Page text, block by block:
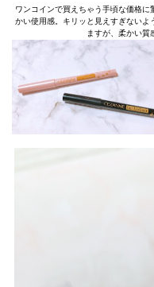
ワンコインで買えちゃう手頃な価格
かい使用感。キリッと見えすぎない
ますが、柔かい質